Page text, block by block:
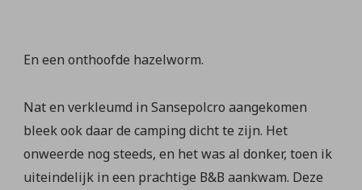
En een onthoofde hazelworm.
Nat en verkleumd in Sansepolcro aangekomen
bleek ook daar de camping dicht te zijn. Het
onweerde nog steeds, en het was al donker, toen ik
uiteindelijk in een prachtige B&B aankwam. Deze